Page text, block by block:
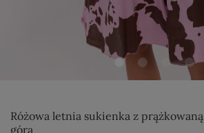
Różowa letnia sukienka z prążkowaną
górą